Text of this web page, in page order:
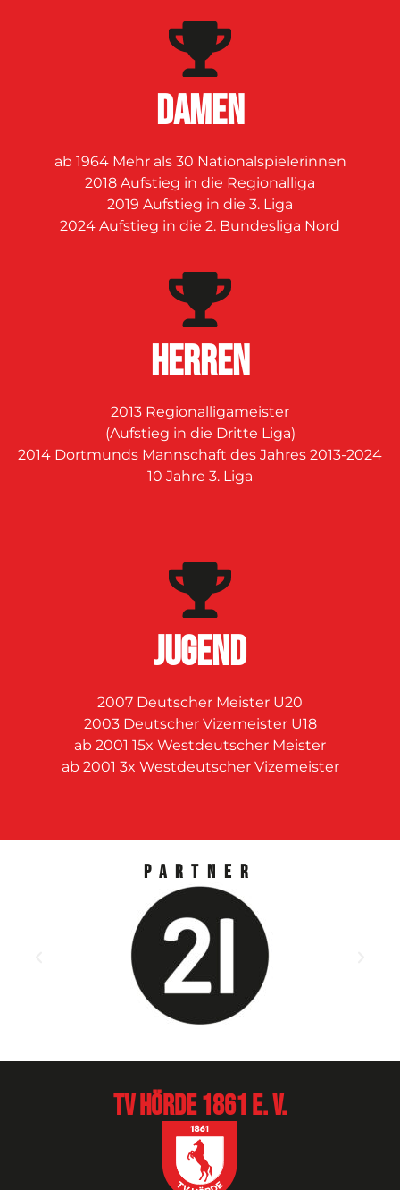
DAMEN
ab 1964 Mehr als 30 Nationalspielerinnen
2018 Aufstieg in die Regionalliga
2019 Aufstieg in die 3. Liga
2024 Aufstieg in die 2. Bundesliga Nord
Herren
2013 Regionalligameister
(Aufstieg in die Dritte Liga)
2014 Dortmunds Mannschaft des Jahres 2013-2024
10 Jahre 3. Liga
JUGEND
2007 Deutscher Meister U20
2003 Deutscher Vizemeister U18
ab 2001 15x Westdeutscher Meister
ab 2001 3x Westdeutscher Vizemeister
Partner
TV Hörde 1861 e. V.